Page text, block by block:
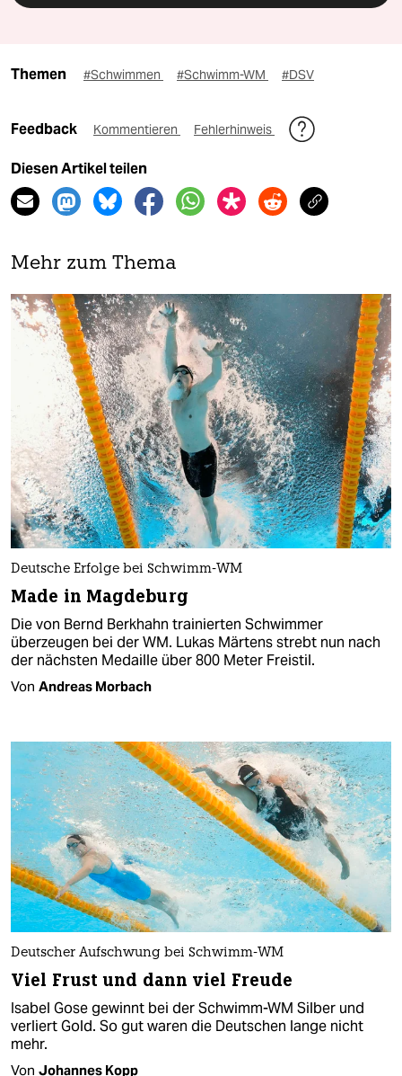
Themen #Schwimmen #Schwimm-WM #DSV
Feedback Kommentieren Fehlerhinweis
Diesen Artikel teilen
Mehr zum Thema
Deutsche Erfolge bei Schwimm-WM
Made in Magdeburg
Die von Bernd Berkhahn trainierten Schwimmer
überzeugen bei der WM. Lukas Märtens strebt nun nach
der nächsten Medaille über 800 Meter Freistil.
Von Andreas Morbach
Deutscher Aufschwung bei Schwimm-WM
Viel Frust und dann viel Freude
Isabel Gose gewinnt bei der Schwimm-WM Silber und
verliert Gold. So gut waren die Deutschen lange nicht
mehr.
Von Johannes Kopp